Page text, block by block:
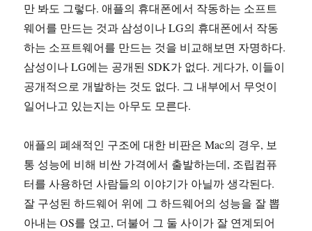
만 봐도 그렇다. 애플의 휴대폰에서 작동하는 소프트
웨어를 만드는 것과 삼성이나 LG의 휴대폰에서 작동
하는 소프트웨어를 만드는 것을 비교해보면 자명하다.
삼성이나 LG에는 공개된 SDK가 없다. 게다가, 이들이
공개적으로 개발하는 것도 없다. 그 내부에서 무엇이
일어나고 있는지는 아무도 모른다.
애플의 폐쇄적인 구조에 대한 비판은 Mac의 경우, 보
통 성능에 비해 비싼 가격에서 출발하는데, 조립컴퓨
터를 사용하던 사람들의 이야기가 아닐까 생각된다.
잘 구성된 하드웨어 위에 그 하드웨어의 성능을 잘 뽑
아내는 OS를 얹고, 더불어 그 둘 사이가 잘 연계되어